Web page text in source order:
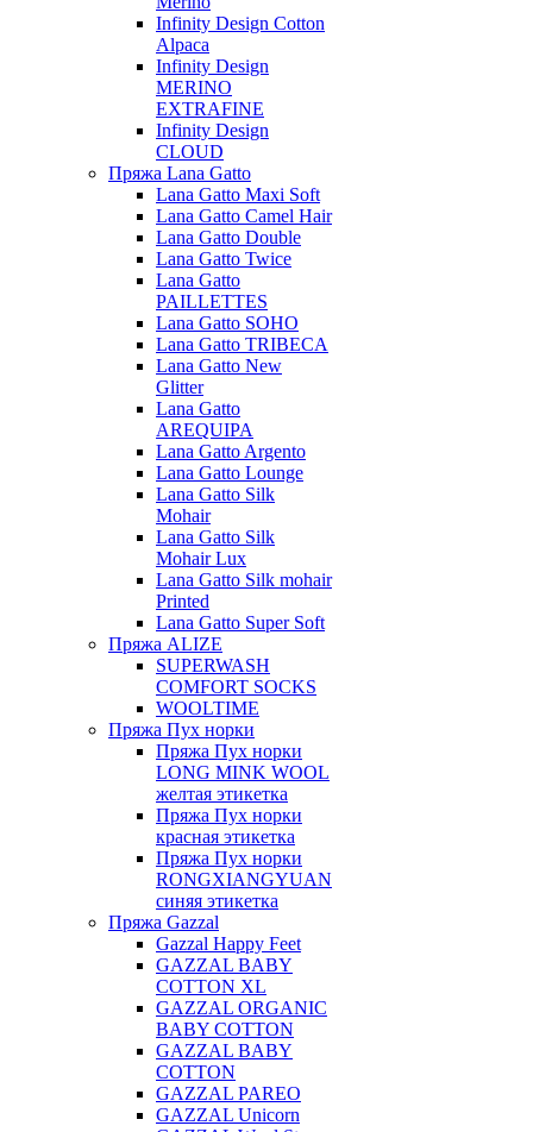
Infinity Design Cotton
Alpaca
Infinity Design
MERINO
EXTRAFINE
Infinity Design
CLOUD
Пряжа Lana Gatto
Lana Gatto Maxi Soft
Lana Gatto Camel Hair
Lana Gatto Double
Lana Gatto Twice
Lana Gatto
PAILLETTES
Lana Gatto SOHO
Lana Gatto TRIBECA
Lana Gatto New
Glitter
Lana Gatto
AREQUIPA
Lana Gatto Argento
Lana Gatto Lounge
Lana Gatto Silk
Mohair
Lana Gatto Silk
Mohair Lux
Lana Gatto Silk mohair
Printed
Lana Gatto Super Soft
Пряжа ALIZE
SUPERWASH
COMFORT SOCKS
WOOLTIME
Пряжа Пух норки
Пряжа Пух норки
LONG MINK WOOL
желтая этикетка
Пряжа Пух норки
красная этикетка
Пряжа Пух норки
RONGXIANGYUAN
синяя этикетка
Пряжа Gazzal
Gazzal Happy Feet
GAZZAL BABY
COTTON XL
GAZZAL ORGANIC
BABY COTTON
GAZZAL BABY
COTTON
GAZZAL PAREO
GAZZAL Unicorn